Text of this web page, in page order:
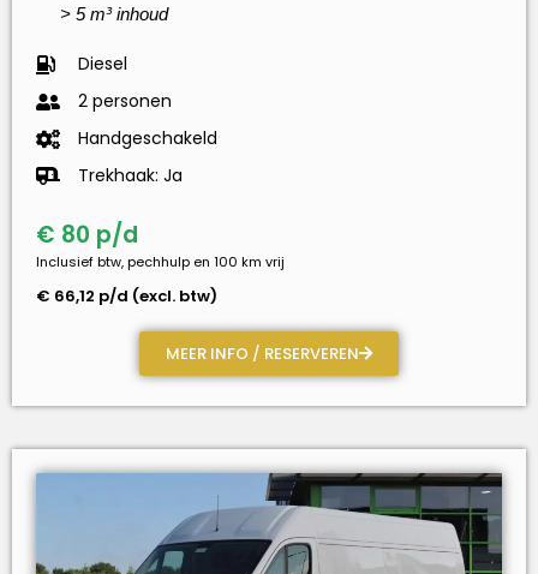
> 5 m³ inhoud
Diesel
2 personen
Handgeschakeld
Trekhaak: Ja
€ 80 p/d
Inclusief btw, pechhulp en 100 km vrij
€ 66,12 p/d (excl. btw)
MEER INFO / RESERVEREN